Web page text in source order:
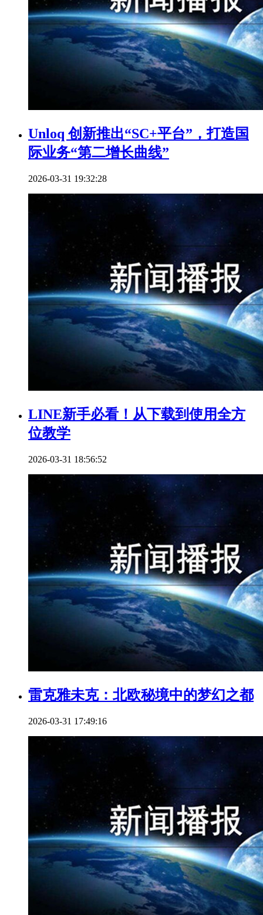
Unloq 创新推出“SC+平台”，打造国
际业务“第二增长曲线”
2026-03-31 19:32:28
LINE新手必看！从下载到使用全方
位教学
2026-03-31 18:56:52
雷克雅未克：北欧秘境中的梦幻之都
2026-03-31 17:49:16